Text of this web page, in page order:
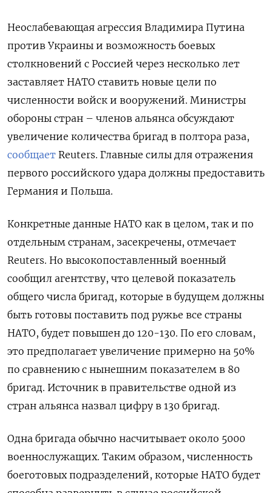
Неослабевающая агрессия Владимира Путина
против Украины и возможность боевых
столкновений с Россией через несколько лет
заставляет НАТО ставить новые цели по
численности войск и вооружений. Министры
обороны стран – членов альянса обсуждают
увеличение количества бригад в полтора раза,
сообщает Reuters. Главные силы для отражения
первого российского удара должны предоставить
Германия и Польша.
Конкретные данные НАТО как в целом, так и по
отдельным странам, засекречены, отмечает
Reuters. Но высокопоставленный военный
сообщил агентству, что целевой показатель
общего числа бригад, которые в будущем должны
быть готовы поставить под ружье все страны
НАТО, будет повышен до 120-130. По его словам,
это предполагает увеличение примерно на 50%
по сравнению с нынешним показателем в 80
бригад. Источник в правительстве одной из
стран альянса назвал цифру в 130 бригад.
Одна бригада обычно насчитывает около 5000
военнослужащих. Таким образом, численность
боеготовых подразделений, которые НАТО будет